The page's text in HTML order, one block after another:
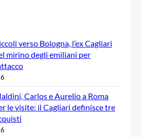
verso Bologna, l’ex Cagliari
mirino degli emiliani per
Carlos e Aurelio a Roma
le visite: il Cagliari definisce tre